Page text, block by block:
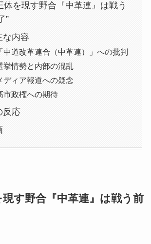
体を現す野合『中革連』は戦う
”
な内容
中道改革連合（中革連）」への批判
挙情勢と内部の混乱
ディア報道への疑念
市政権への期待
反応
現す野合『中革連』は戦う前